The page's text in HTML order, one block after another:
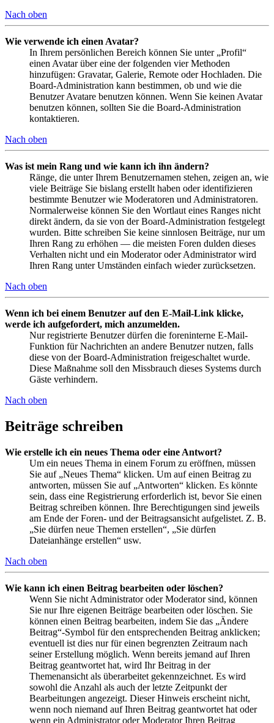
Nach oben
Wie verwende ich einen Avatar?
In Ihrem persönlichen Bereich können Sie unter „Profil“
einen Avatar über eine der folgenden vier Methoden
hinzufügen: Gravatar, Galerie, Remote oder Hochladen. Die
Board-Administration kann bestimmen, ob und wie die
Benutzer Avatare benutzen können. Wenn Sie keinen Avatar
benutzen können, sollten Sie die Board-Administration
kontaktieren.
Nach oben
Was ist mein Rang und wie kann ich ihn ändern?
Ränge, die unter Ihrem Benutzernamen stehen, zeigen an, wie
viele Beiträge Sie bislang erstellt haben oder identifizieren
bestimmte Benutzer wie Moderatoren und Administratoren.
Normalerweise können Sie den Wortlaut eines Ranges nicht
direkt ändern, da sie von der Board-Administration festgelegt
wurden. Bitte schreiben Sie keine sinnlosen Beiträge, nur um
Ihren Rang zu erhöhen — die meisten Foren dulden dieses
Verhalten nicht und ein Moderator oder Administrator wird
Ihren Rang unter Umständen einfach wieder zurücksetzen.
Nach oben
Wenn ich bei einem Benutzer auf den E-Mail-Link klicke,
werde ich aufgefordert, mich anzumelden.
Nur registrierte Benutzer dürfen die foreninterne E-Mail-
Funktion für Nachrichten an andere Benutzer nutzen, falls
diese von der Board-Administration freigeschaltet wurde.
Diese Maßnahme soll den Missbrauch dieses Systems durch
Gäste verhindern.
Nach oben
Beiträge schreiben
Wie erstelle ich ein neues Thema oder eine Antwort?
Um ein neues Thema in einem Forum zu eröffnen, müssen
Sie auf „Neues Thema“ klicken. Um auf einen Beitrag zu
antworten, müssen Sie auf „Antworten“ klicken. Es könnte
sein, dass eine Registrierung erforderlich ist, bevor Sie einen
Beitrag schreiben können. Ihre Berechtigungen sind jeweils
am Ende der Foren- und der Beitragsansicht aufgelistet. Z. B.
„Sie dürfen neue Themen erstellen“, „Sie dürfen
Dateianhänge erstellen“ usw.
Nach oben
Wie kann ich einen Beitrag bearbeiten oder löschen?
Wenn Sie nicht Administrator oder Moderator sind, können
Sie nur Ihre eigenen Beiträge bearbeiten oder löschen. Sie
können einen Beitrag bearbeiten, indem Sie das „Ändere
Beitrag“-Symbol für den entsprechenden Beitrag anklicken;
eventuell ist dies nur für einen begrenzten Zeitraum nach
seiner Erstellung möglich. Wenn bereits jemand auf Ihren
Beitrag geantwortet hat, wird Ihr Beitrag in der
Themenansicht als überarbeitet gekennzeichnet. Es wird
sowohl die Anzahl als auch der letzte Zeitpunkt der
Bearbeitungen angezeigt. Dieser Hinweis erscheint nicht,
wenn noch niemand auf Ihren Beitrag geantwortet hat oder
wenn ein Administrator oder Moderator Ihren Beitrag